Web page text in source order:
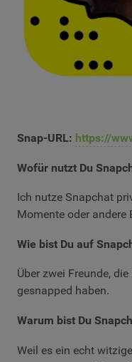
Snap-URL: https://
Wofür nutzt Du
Ich nutze Snapchat
Momente oder andere
Wie bist Du auf
Über zwei Freunde,
gesnapped haben.
Warum bist Du
Weil es ein echt